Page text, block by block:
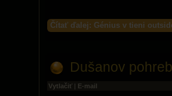
Čítať ďalej: Génius v tieni
Dušanov pohreb
Vytlačiť | E-mail